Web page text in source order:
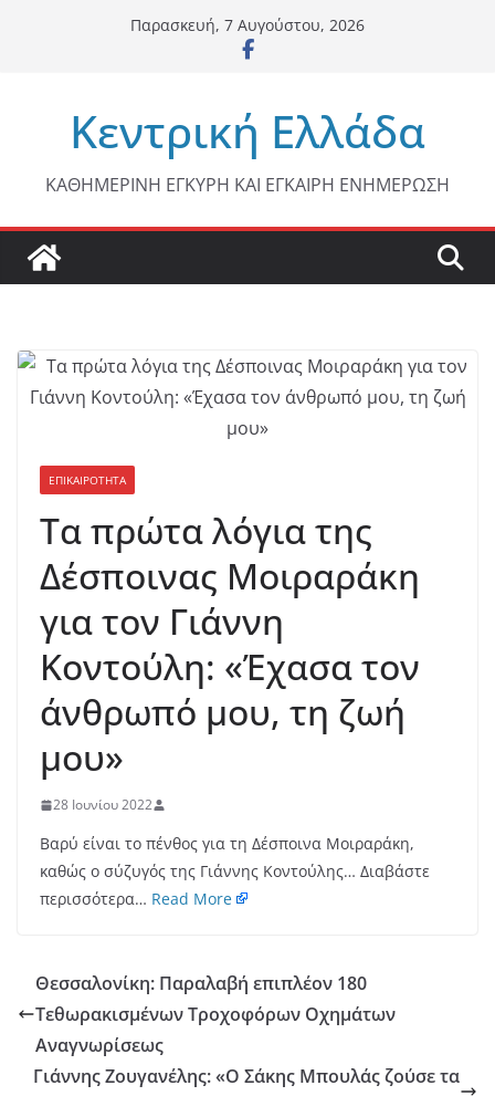
Παρασκευή, 7 Αυγούστου, 2026
Κεντρική Ελλάδα
ΚΑΘΗΜΕΡΙΝΗ ΕΓΚΥΡΗ ΚΑΙ ΕΓΚΑΙΡΗ ΕΝΗΜΕΡΩΣΗ
ΕΠΙΚΑΙΡΟΤΗΤΑ
Τα πρώτα λόγια της
Δέσποινας Μοιραράκη
για τον Γιάννη
Κοντούλη: «Έχασα τον
άνθρωπό μου, τη ζωή
μου»
28 Ιουνίου 2022
Βαρύ είναι το πένθος για τη Δέσποινα Μοιραράκη,
καθώς ο σύζυγός της Γιάννης Κοντούλης… Διαβάστε
περισσότερα… Read More
Θεσσαλονίκη: Παραλαβή επιπλέον 180
Τεθωρακισμένων Τροχοφόρων Οχημάτων
Αναγνωρίσεως
Γιάννης Ζουγανέλης: «Ο Σάκης Μπουλάς ζούσε τα